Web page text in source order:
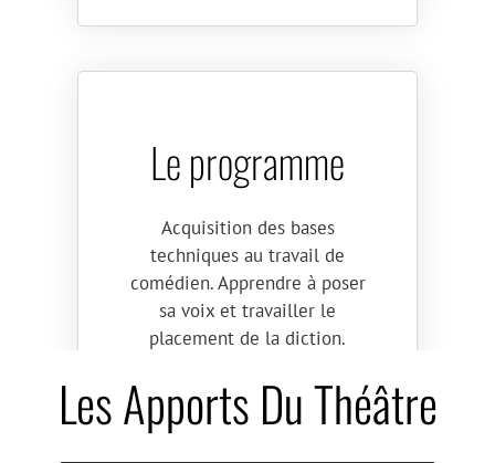
Le programme
Acquisition des bases
techniques au travail de
comédien. Apprendre à poser
sa voix et travailler le
placement de la diction.
le développement de la
créativité gestuelle. Travail de
Les Apports Du Théâtre